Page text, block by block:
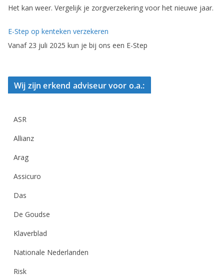
Het kan weer. Vergelijk je zorgverzekering voor het nieuwe jaar.
E-Step op kenteken verzekeren
Vanaf 23 juli 2025 kun je bij ons een E-Step
Wij zijn erkend adviseur voor o.a.:
ASR
Allianz
Arag
Assicuro
Das
De Goudse
Klaverblad
Nationale Nederlanden
Risk